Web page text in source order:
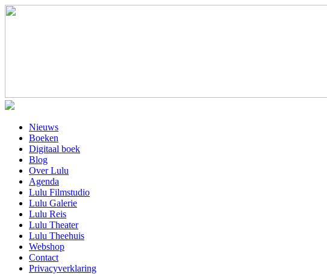
Nieuws
Boeken
Digitaal boek
Blog
Over Lulu
Agenda
Lulu Filmstudio
Lulu Galerie
Lulu Reis
Lulu Theater
Lulu Theehuis
Webshop
Contact
Privacyverklaring